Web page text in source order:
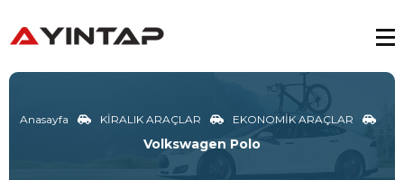
Anasayfa KİRALIK ARAÇLAR EKONOMİK ARAÇLAR
Volkswagen Polo